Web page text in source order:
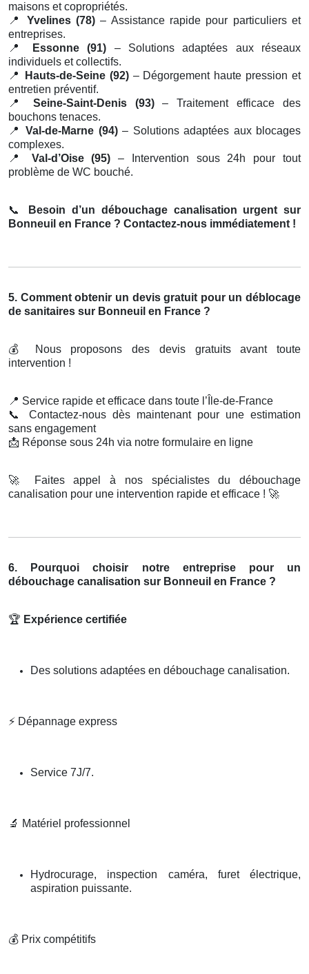
maisons et copropriétés.
📍
Yvelines (78) – Assistance rapide pour particuliers et
entreprises.
📍
Essonne (91) – Solutions adaptées aux réseaux
individuels et collectifs.
📍
Hauts-de-Seine (92)– Dégorgement haute pression et
entretien préventif.
📍
Seine-Saint-Denis (93)– Traitement efficace des
bouchons tenaces.
📍
Val-de-Marne (94)– Solutions adaptées aux blocages
complexes.
📍
Val-d’Oise (95) – Intervention sous 24h pour tout
problème de WC bouché.
📞
Besoin d’un débouchage canalisation urgent sur
Bonneuil en France ? Contactez-nous immédiatement !
5. Comment obtenir un devis gratuit pour un déblocage
de sanitaires sur Bonneuil en France ?
💰
Nous proposons des devis gratuits avant toute
intervention !
📍 Service rapide et efficace dans toute l’Île-de-France
📞
Contactez-nous dès maintenant pour une estimation
sans engagement
📩 Réponse sous 24h via notre formulaire en ligne
🚀
Faites appel à nos spécialistes du débouchage
canalisation pour une intervention rapide et efficace ! 🚀
6. Pourquoi choisir notre entreprise pour un
débouchage canalisation sur Bonneuil en France ?
🏆 Expérience certifiée
Des solutions adaptées en débouchage canalisation.
⚡ Dépannage express
Service 7J/7.
🔬 Matériel professionnel
Hydrocurage, inspection caméra, furet électrique,
aspiration puissante.
💰 Prix compétitifs